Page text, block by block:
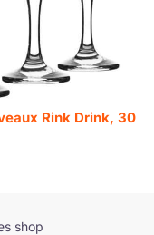
Rink Drink, 30
shop